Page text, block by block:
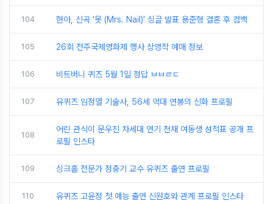
104 현아, 신곡 '못 (Mrs. Nail)' 싱글 발표 용준형 결혼 후 컴백
105 26회 전주국제영화제 행사 상영작 예매 정보
106 비트버니 퀴즈 5월 1일 정답 ㅂㅂㄹㄷ
107 유퀴즈 임정열 기술사, 56세 억대 연봉의 신화 프로필
108
어린 관식이 문우진 차세대 연기 천재 여동생 성적표 공개 프
로필 인스타
109 싱크홀 전문가 정충기 교수 유퀴즈 출연 프로필
110 유퀴즈 고윤정 첫 예능 출연 신원호와 관계 프로필 인스타